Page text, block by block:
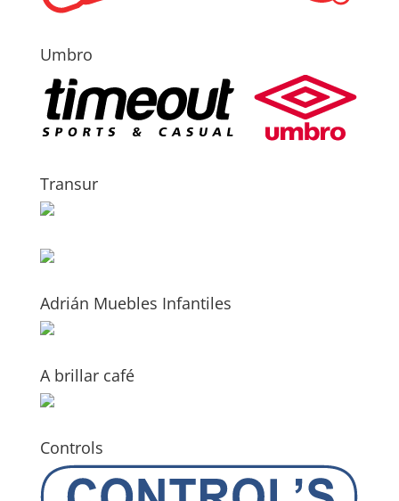
Umbro
Transur
Adrián Muebles Infantiles
A brillar café
Controls